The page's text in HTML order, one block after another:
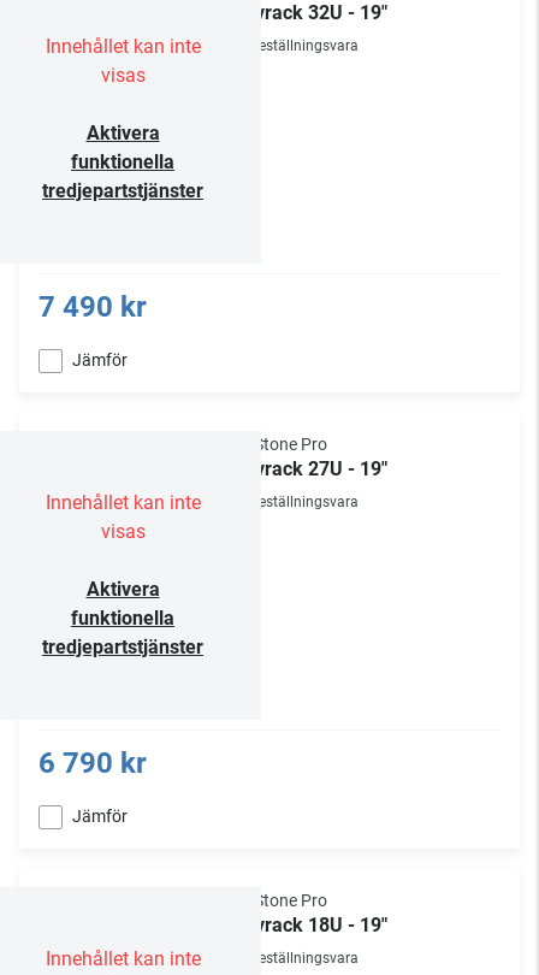
Innehållet kan inte
visas
Aktivera
funktionella
tredjepartstjänster
Golvrack 32U - 19"
Beställningsvara
7 490 kr
Jämför
Innehållet kan inte
visas
Aktivera
funktionella
tredjepartstjänster
NorStone Pro
Golvrack 27U - 19"
Beställningsvara
6 790 kr
Jämför
Innehållet kan inte
NorStone Pro
Golvrack 18U - 19"
Beställningsvara